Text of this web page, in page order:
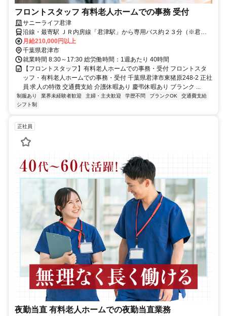
フロントスタッフ 有料老人ホームでの事務 受付
サニーライフ君津
沿線・最寄駅 ＪＲ内房線「君津駅」から専用バス約２３分（※君津
駅より送迎有）マイカー・バイク通勤可（無料駐車場有）
月給210,000円以上
千葉県君津市
就業時間 8:30～17:30 総労働時間：1週あたり 40時間
【フロントスタッフ】有料老人ホームでの事務・受付 フロントスタ
ッフ・有料老人ホームでの事務・受付 千葉県君津市東猪原248-2 正社
員 求人の特徴 交通費支給 介護休暇あり 慶弔休暇あり ブランク ...
制服あり 業界未経験者歓迎 主婦・主夫歓迎 学歴不問 ブランクOK
交通費支給
シフト制
正社員
夜勤当直 有料老人ホームでの夜勤当直業務